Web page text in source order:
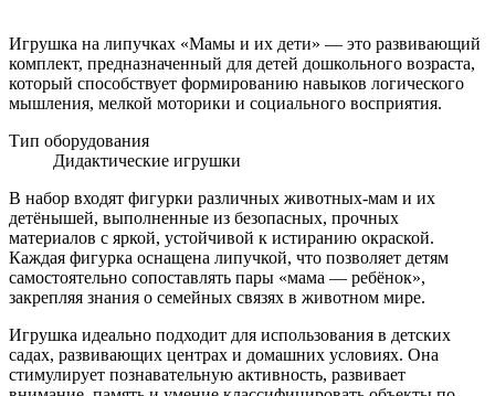
Игрушка на липучках «Мамы и их дети» — это развивающий
комплект, предназначенный для детей дошкольного возраста,
который способствует формированию навыков логического
мышления, мелкой моторики и социального восприятия.
Тип оборудования
Дидактические игрушки
В набор входят фигурки различных животных-мам и их
детёнышей, выполненные из безопасных, прочных
материалов с яркой, устойчивой к истиранию окраской.
Каждая фигурка оснащена липучкой, что позволяет детям
самостоятельно сопоставлять пары «мама — ребёнок»,
закрепляя знания о семейных связях в животном мире.
Игрушка идеально подходит для использования в детских
садах, развивающих центрах и домашних условиях. Она
стимулирует познавательную активность, развивает